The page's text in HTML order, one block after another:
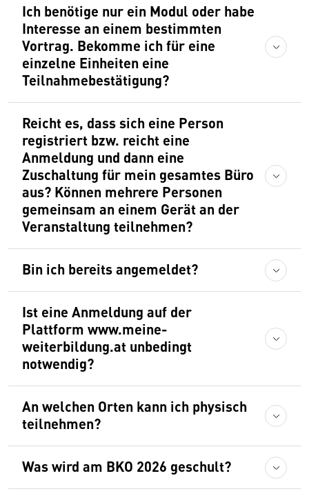
Ich benötige nur ein Modul oder habe
Interesse an einem bestimmten
Vortrag. Bekomme ich für eine
einzelne Einheiten eine
Teilnahmebestätigung?
Reicht es, dass sich eine Person
registriert bzw. reicht eine
Anmeldung und dann eine
Zuschaltung für mein gesamtes Büro
aus? Können mehrere Personen
gemeinsam an einem Gerät an der
Veranstaltung teilnehmen?
Bin ich bereits angemeldet?
Ist eine Anmeldung auf der
Plattform www.meine-
weiterbildung.at unbedingt
notwendig?
An welchen Orten kann ich physisch
teilnehmen?
Was wird am BKO 2026 geschult?